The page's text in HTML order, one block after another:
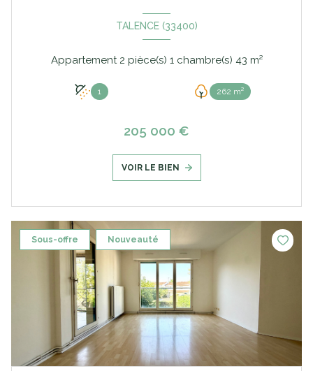
TALENCE (33400)
Appartement 2 pièce(s) 1 chambre(s) 43 m²
1 262 m²
205 000 €
VOIR LE BIEN
Sous-offre Nouveauté